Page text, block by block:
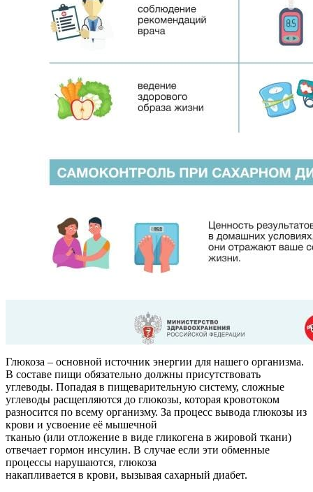
Глюкоза – основной источник энергии для нашего организма.
В составе пищи обязательно должны присутствовать
углеводы. Попадая в пищеварительную систему, сложные
углеводы расщепляются до глюкозы, которая кровотоком
разносится по всему организму. За процесс вывода глюкозы из
крови и усвоение её мышечной
тканью (или отложение в виде гликогена в жировой ткани)
отвечает гормон инсулин. В случае если эти обменные
процессы нарушаются, глюкоза
накапливается в крови, вызывая сахарный диабет.